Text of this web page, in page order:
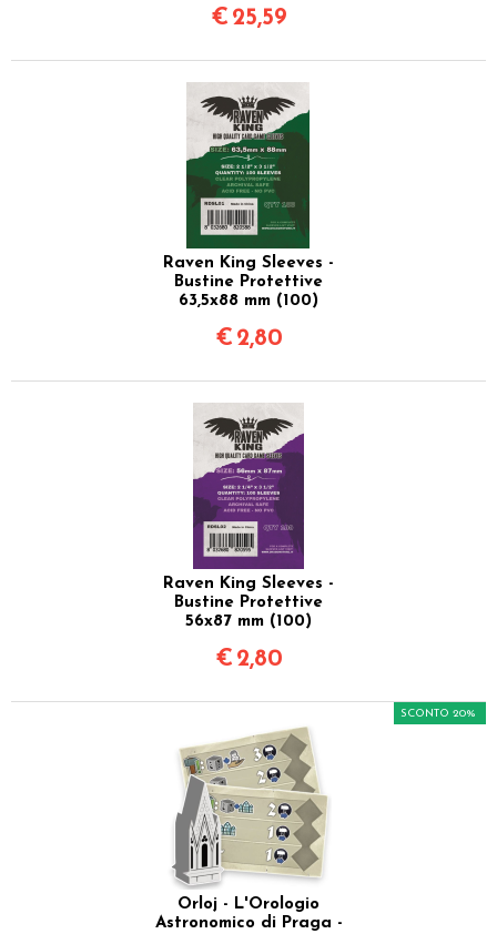
€ 25,59
Raven King Sleeves -
Bustine Protettive
63,5x88 mm (100)
€ 2,80
Raven King Sleeves -
Bustine Protettive
56x87 mm (100)
€ 2,80
Orloj - L'Orologio
Astronomico di Praga -
SCONTO 20%